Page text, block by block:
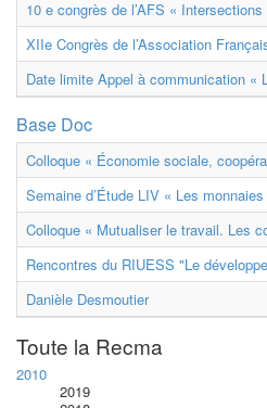
10 e congrès de l’AFS «
XIIe Congrès de l’Association
Date limite Appel à communication
Base Doc
Colloque « Économie sociale,
Semaine d’Étude LIV « Les
Colloque « Mutualiser le travail. Les
Rencontres du RIUESS "Le
Danièle Desmoutier
Toute la Recma
2010
2019